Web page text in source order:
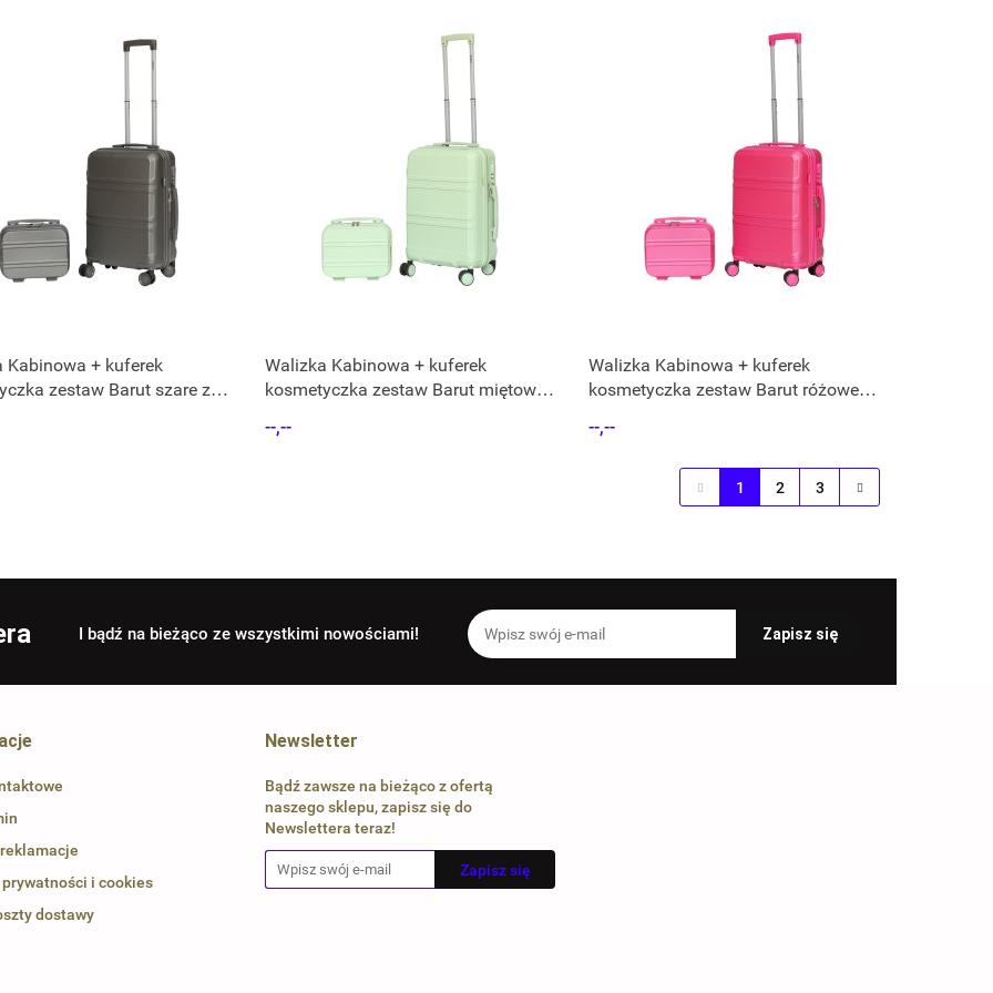
Kabinowa + kuferek
zestaw Barut szare z
Walizka Kabinowa + kuferek
kosmetyczka zestaw Barut miętowy
--,--
Walizka Kabinowa + kuferek
kosmetyczka zestaw Barut różowe z
--,--
1 2 3
I bądź na bieżąco ze wszystkimi nowościami!
i cookies
dostawy
Newsletter
Bądź zawsze na bieżąco z ofertą
naszego sklepu, zapisz się do
Newslettera teraz!